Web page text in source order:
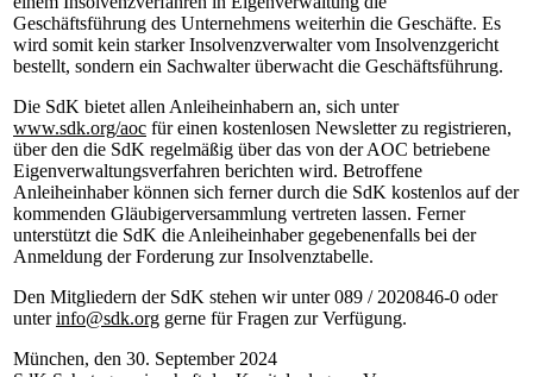
Geschäftsführung des Unternehmens weiterhin die Geschäfte. Es
wird somit kein starker Insolvenzverwalter vom Insolvenzgericht
bestellt, sondern ein Sachwalter überwacht die Geschäftsführung.
Die SdK bietet allen Anleiheinhabern an, sich unter
www.sdk.org/aoc für einen kostenlosen Newsletter zu registrieren,
über den die SdK regelmäßig über das von der AOC betriebene
Eigenverwaltungsverfahren berichten wird. Betroffene
Anleiheinhaber können sich ferner durch die SdK kostenlos auf der
kommenden Gläubigerversammlung vertreten lassen. Ferner
unterstützt die SdK die Anleiheinhaber gegebenenfalls bei der
Anmeldung der Forderung zur Insolvenztabelle.
Den Mitgliedern der SdK stehen wir unter 089 / 2020846-0 oder
unterinfo@sdk.org gerne für Fragen zur Verfügung.
München, den 30. September 2024